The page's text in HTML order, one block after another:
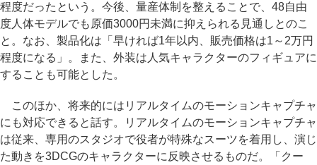
程度だったという。今後、量産体制を整えることで、48自由
度人体モデルでも原価3000円未満に抑えられる見通しとのこ
と。なお、製品化は「早ければ1年以内、販売価格は1～2万円
程度になる」。また、外装は人気キャラクターのフィギュアに
することも可能とした。
このほか、将来的にはリアルタイムのモーションキャプチャ
にも対応できると話す。リアルタイムのモーションキャプチャ
は従来、専用のスタジオで役者が特殊なスーツを着用し、演じ
た動きを3DCGのキャラクターに反映させるものだ。「クー